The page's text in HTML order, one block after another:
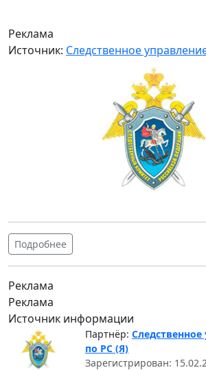
Реклама
Источник: Следственное
Подробнее
Реклама
Реклама
Источник информации
Партнёр:
по РС (Я)
Зарегистрирован: